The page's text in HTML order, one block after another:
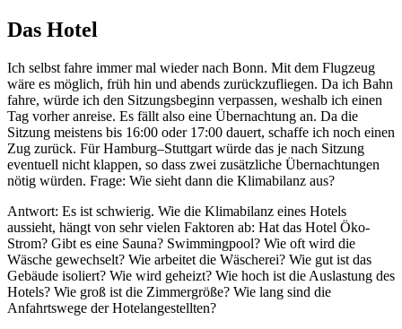
Das Hotel
Ich selbst fahre immer mal wieder nach Bonn. Mit dem Flugzeug
wäre es möglich, früh hin und abends zurückzufliegen. Da ich Bahn
fahre, würde ich den Sitzungsbeginn verpassen, weshalb ich einen
Tag vorher anreise. Es fällt also eine Übernachtung an. Da die
Sitzung meistens bis 16:00 oder 17:00 dauert, schaffe ich noch einen
Zug zurück. Für Hamburg–Stuttgart würde das je nach Sitzung
eventuell nicht klappen, so dass zwei zusätzliche Übernachtungen
nötig würden. Frage: Wie sieht dann die Klimabilanz aus?
Antwort: Es ist schwierig. Wie die Klimabilanz eines Hotels
aussieht, hängt von sehr vielen Faktoren ab: Hat das Hotel Öko-
Strom? Gibt es eine Sauna? Swimmingpool? Wie oft wird die
Wäsche gewechselt? Wie arbeitet die Wäscherei? Wie gut ist das
Gebäude isoliert? Wie wird geheizt? Wie hoch ist die Auslastung des
Hotels? Wie groß ist die Zimmergröße? Wie lang sind die
Anfahrtswege der Hotelangestellten?